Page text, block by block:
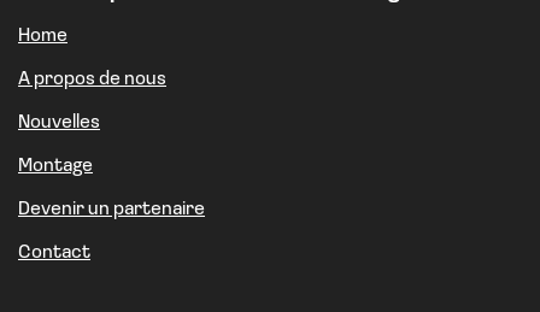
Home
A propos de nous
Nouvelles
Montage
Devenir un partenaire
Contact